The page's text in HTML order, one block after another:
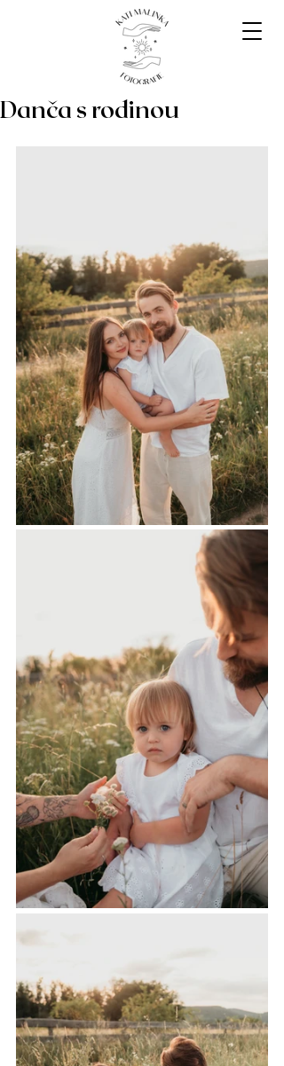
Danča s rodinou